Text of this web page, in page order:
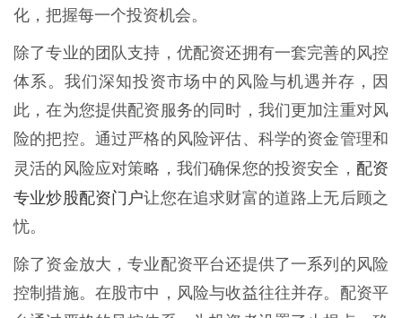
化，把握每一个投资机会。
除了专业的团队支持，优配资还拥有一套完善的风控
体系。我们深知投资市场中的风险与机遇并存，因
此，在为您提供配资服务的同时，我们更加注重对风
险的把控。通过严格的风险评估、科学的资金管理和
灵活的风险应对策略，我们确保您的投资安全， 配资
专业炒股配资门户让您在追求财富的道路上无后顾之
忧。
除了资金放大，专业配资平台还提供了一系列的风险
控制措施。在股市中，风险与收益往往并存。配资平